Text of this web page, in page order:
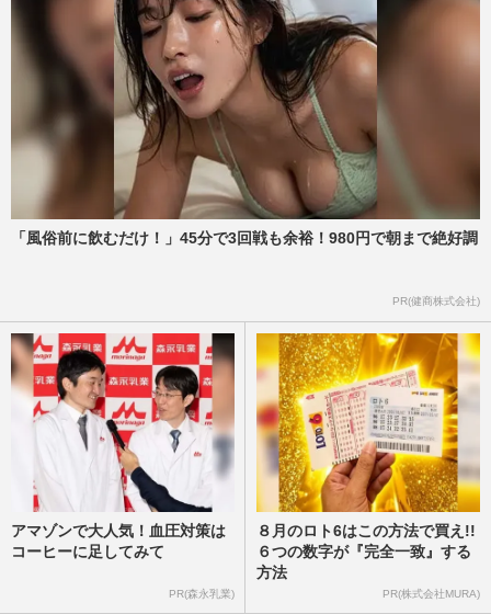
「風俗前に飲むだけ！」45分で3回戦も余裕！980円で朝まで絶好調
PR(健商株式会社)
アマゾンで大人気！血圧対策は
コーヒーに足してみて
PR(森永乳業)
８月のロト6はこの方法で買え!!
６つの数字が『完全一致』する
方法
PR(株式会社MURA)